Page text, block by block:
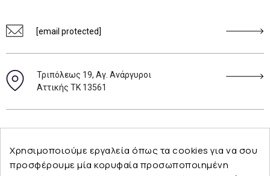
[email protected]
Τριπόλεως 19, Αγ. Ανάργυροι
Αττικής ΤΚ 13561
Χρησιμοποιούμε εργαλεία όπως τα cookies για να σου
προσφέρουμε μία κορυφαία προσωποποιημένη